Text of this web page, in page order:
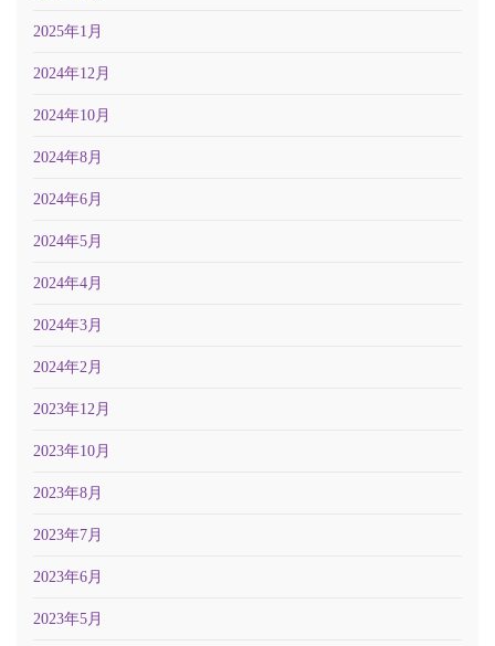
2025年1月
2024年12月
2024年10月
2024年8月
2024年6月
2024年5月
2024年4月
2024年3月
2024年2月
2023年12月
2023年10月
2023年8月
2023年7月
2023年6月
2023年5月